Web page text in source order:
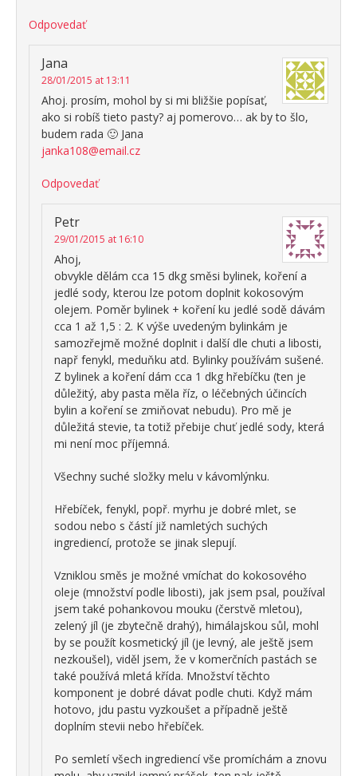
Odpovedať
Jana
28/01/2015 at 13:11
Ahoj. prosím, mohol by si mi bližšie popísať,
ako si robíš tieto pasty? aj pomerovo… ak by to šlo,
budem rada 🙂 Jana
janka108@email.cz
Odpovedať
Petr
29/01/2015 at 16:10
Ahoj,
obvykle dělám cca 15 dkg směsi bylinek, koření a
jedlé sody, kterou lze potom doplnit kokosovým
olejem. Poměr bylinek + koření ku jedlé sodě dávám
cca 1 až 1,5 : 2. K výše uvedeným bylinkám je
samozřejmě možné doplnit i další dle chuti a libosti,
např fenykl, meduňku atd. Bylinky používám sušené.
Z bylinek a koření dám cca 1 dkg hřebíčku (ten je
důležitý, aby pasta měla říz, o léčebných účincích
bylin a koření se zmiňovat nebudu). Pro mě je
důležitá stevie, ta totiž přebije chuť jedlé sody, která
mi není moc příjemná.
Všechny suché složky melu v kávomlýnku.
Hřebíček, fenykl, popř. myrhu je dobré mlet, se
sodou nebo s částí již namletých suchých
ingrediencí, protože se jinak slepují.
Vzniklou směs je možné vmíchat do kokosového
oleje (množství podle libosti), jak jsem psal, používal
jsem také pohankovou mouku (čerstvě mletou),
zelený jíl (je zbytečně drahý), himálajskou sůl, mohl
by se použít kosmetický jíl (je levný, ale ještě jsem
nezkoušel), viděl jsem, že v komerčních pastách se
také používá mletá křída. Množství těchto
komponent je dobré dávat podle chuti. Když mám
hotovo, jdu pastu vyzkoušet a případně ještě
doplním stevii nebo hřebíček.
Po semletí všech ingrediencí vše promíchám a znovu